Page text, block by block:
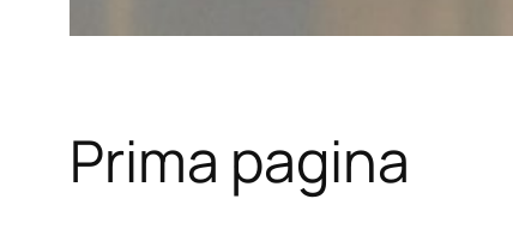
Prima pagina